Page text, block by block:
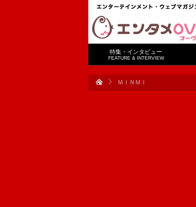
特集・インタビュー
FEATURE & INTERVIEW
ＭＩＮＭＩ